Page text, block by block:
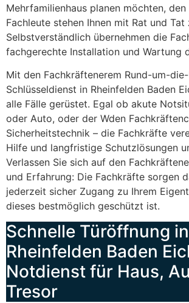
Mehrfamilienhaus planen möchten,
Fachleute stehen Ihnen mit Rat und Tat
Selbstverständlich übernehmen die
fachgerechte Installation und Wartung
Mit den Fachkräftenerem Rund-um-
Schlüsseldienst in Rheinfelden Baden
alle Fälle gerüstet. Egal ob akute
oder Auto, oder der Wden
Sicherheitstechnik – die Fachkräfte
Hilfe und langfristige Schutzlösungen
Verlassen Sie sich auf den
und Erfahrung: Die Fachkräfte sorgen
jederzeit sicher Zugang zu Ihrem
dieses bestmöglich geschützt ist.
Schnelle Türöffnung in
Rheinfelden Baden
Notdienst für Haus,
Tresor